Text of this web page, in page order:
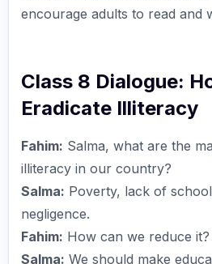
encourage adults to read and
Class 8 Dialogue:
Eradicate Illiteracy
Fahim: Salma, what are the
illiteracy in our country?
Salma: Poverty, lack of
negligence.
Fahim: How can we reduce it?
Salma: We should make